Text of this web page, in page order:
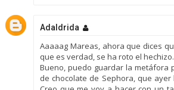
Adaldrida
Aaaaag Mareas, ahora que dices
que es verdad, se ha roto el
Bueno, puedo guardar la metáfora
de chocolate de Sephora, que ayer